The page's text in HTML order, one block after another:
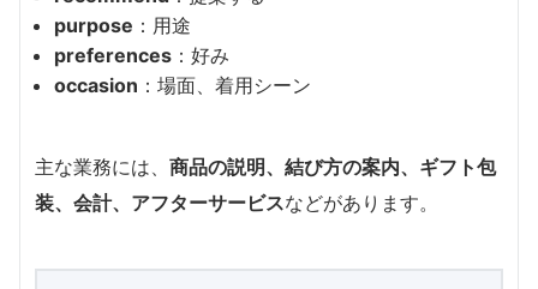
purpose ：用途
preferences ：好み
occasion ：場面、着用シーン
主な業務には、 商品の説明、結び方の案内、ギフト包
装、会計、アフターサービスなどがあります。